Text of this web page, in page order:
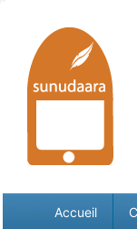
Accueil